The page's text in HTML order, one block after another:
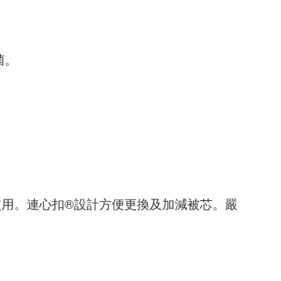
。連心扣®設計方便更換及加減被芯。 嚴